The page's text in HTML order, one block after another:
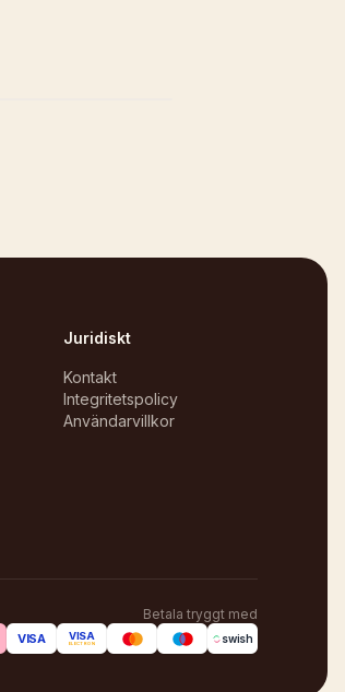
Juridiskt
Kontakt
Integritetspolicy
Användarvillkor
Betala tryggt med
VISA VISA
ELECTRON swish